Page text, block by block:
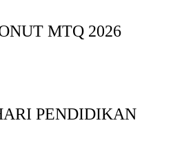
MTQ 2026
PENDIDIKAN